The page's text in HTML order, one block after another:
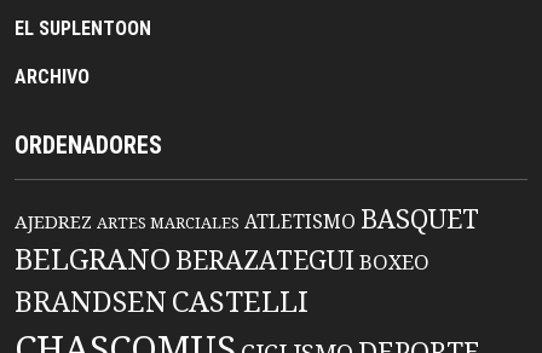
EL SUPLENTOON
ARCHIVO
ORDENADORES
AJEDREZ ARTES MARCIALES ATLETISMO BASQUET
BELGRANO BERAZATEGUIBOXEO
BRANDSENCASTELLI